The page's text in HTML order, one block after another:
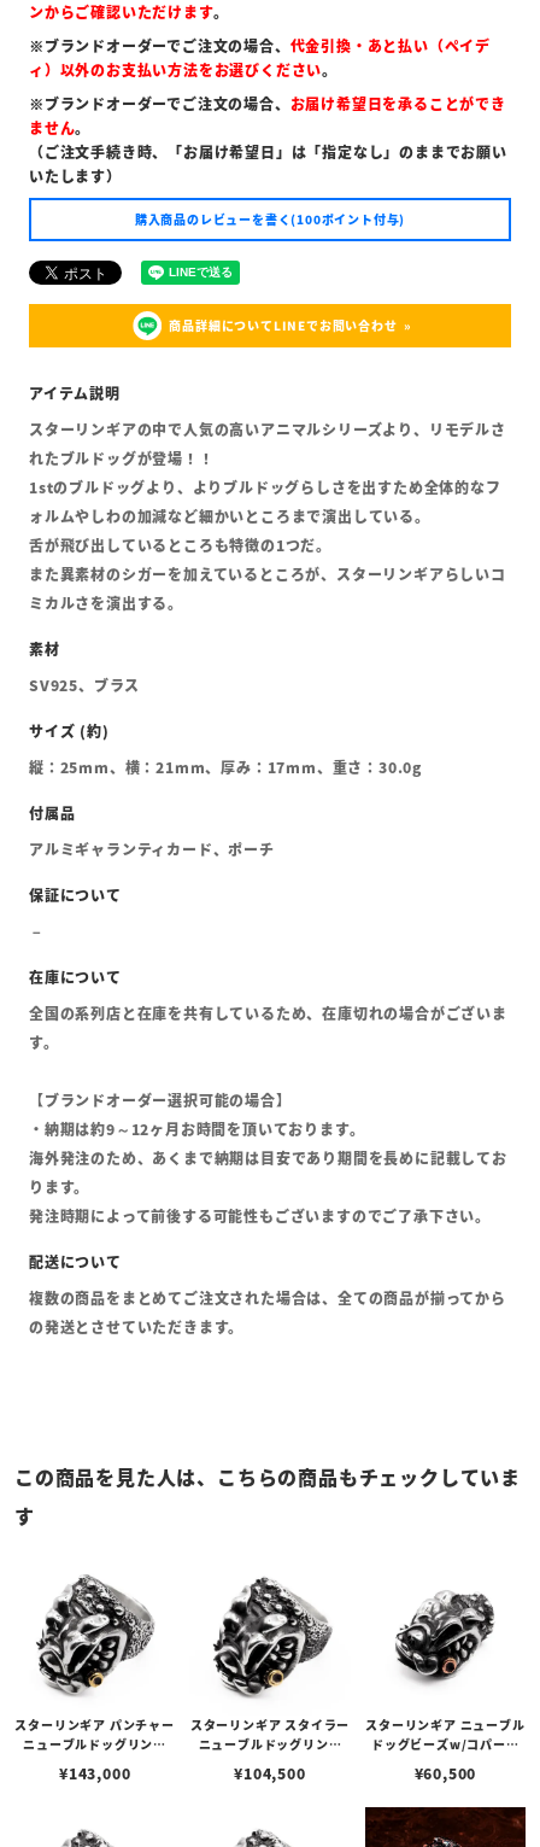
ンからご確認いただけます。
※ブランドオーダーでご注文の場合、 代金引換・あと払い（ペイデ
ィ）以外のお支払い方法をお選びください。
※ブランドオーダーでご注文の場合、 お届け希望日を承ることができ
ません。
（ご注文手続き時、「お届け希望日」は「指定なし」のままでお願い
いたします）
購入商品のレビューを書く(100ポイント付与)
商品詳細についてLINEでお問い合わせ
スターリンギアの中で人気の高いアニマルシリーズより、リモデルさ
れたブルドッグが登場！！
1stのブルドッグより、よりブルドッグらしさを出すため全体的なフ
ォルムやしわの加減など細かいところまで演出している。
舌が飛び出しているところも特徴の1つだ。
また異素材のシガーを加えているところが、スターリンギアらしいコ
ミカルさを演出する。
SV925、ブラス
縦：25mm、横：21mm、厚み：17mm、重さ：30.0g
アルミギャランティカード、ポーチ
全国の系列店と在庫を共有しているため、在庫切れの場合がございま
す。
【ブランドオーダー選択可能の場合】
・納期は約9～12ヶ月お時間を頂いております。
海外発注のため、あくまで納期は目安であり期間を長めに記載してお
ります。
発注時期によって前後する可能性もございますのでご了承下さい。
複数の商品をまとめてご注文された場合は、全ての商品が揃ってから
の発送とさせていただきます。
この商品を見た人は、こちらの商品もチェックしていま
す
スターリンギア パンチャー
ニューブルドッグリング
¥143,000
スターリンギア スタイラー
ニューブルドッグリング
¥104,500
スターリンギア ニューブル
ドッグビーズw/コパーシ
¥60,500